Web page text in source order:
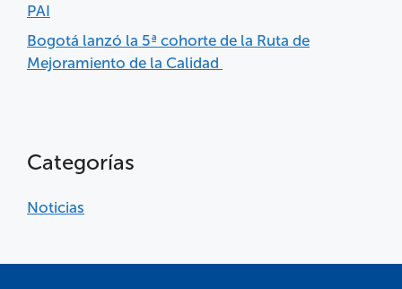
PAI
Bogotá lanzó la 5ª cohorte de la Ruta de
Mejoramiento de la Calidad
Categorías
Noticias